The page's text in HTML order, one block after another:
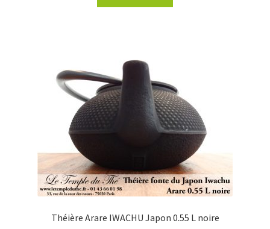
Théière Arare IWACHU Japon 0.55 L noire